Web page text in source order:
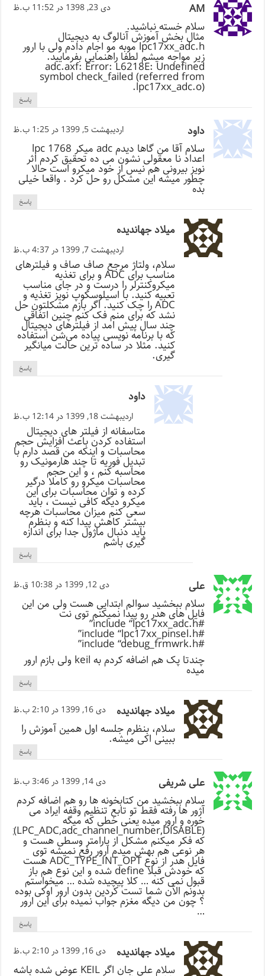
AM دی 23, 1398 در 11:52 ب.ظ
سلام خسته نباشید.
مثال بخش آموزش آنالوگ به دیجیتال
lpc17xx_adc.h موبه مو اجام دادم ولی با ارور
زیر مواجه میشم لطفا راهنمایی بفرمایید.
adc.axf: Error: L6218E: Undefined
symbol check_failed (referred from
lpc17xx_adc.o).
پاسخ
داود اردیبهشت 5, 1399 در 1:25 ب.ظ
سلام آقا من گاها دیدم adc میکر lpc 1768
اعداد نا معقولی نشون می ده تحقیق کردم اثر
نویز بیرونی هم نیس از خود میکرو است حالا
چطور میشه این مشکل رو حل کرد . واقعا خیلی
بده
پاسخ
میلاد جهاندیده
اردیبهشت 7, 1399 در 4:37 ب.ظ
سلام، ولتاژ مرجع صاف صاف و فیلتر‌های
مناسب برای ADC و برای تغذیه
میکروکنترلر را درست و در جای مناسب
تعبیه کنید. با اسیلوسکوپ نویز تغذیه و
ADC را چک کنید. اگر بازم مشکلتون حل
نشد که برای منم فک کنم چنین اتفاقی
چند سال پیش امد از فیلتر‌های دیجیتال
که با برنامه نویسی پیاده می‌شن استفاده
کنید. مثلا در ساده ترین حالت میانگیر
گیری.
پاسخ
داود
اردیبهشت 18, 1399 در 12:14 ب.ظ
متاسفانه از فیلتر های دیجیتال
استفاده کردن باعث افزایش حجم
محاسبات و اینکه من قصد دارم با
تبدیل فوریه تا چند هارمونیک رو
محاسبه کنم ، و این حجم
محاسبات میکرو رو کاملا درگیر
کرده و توان محاسبات برای این
میکرو دیگه کافی نیست ، باید
سعی کنم میزان محاسبات هرچه
بیشتر کاهش پیدا کنه و بنظرم
باید دنبال ماژول جدا برای اندازه
گیری باشم
پاسخ
علی دی 12, 1399 در 10:38 ق.ظ
سلام ببخشید سوالم ابتدایی هست ولی من این
فایل های هدر رو پیدا نمیکنم توی نت
#include “lpc17xx_adc.h”
#include “lpc17xx_pinsel.h”
#include “debug_frmwrk.h”
چندتا پک هم اضافه کردم به keil ولی بازم ارور
میده
پاسخ
میلاد جهاندیده دی 16, 1399 در 2:10 ب.ظ
سلام، بنظرم جلسه اول همین آموزش را
ببینی اکی میشه.
پاسخ
علی شریفی دی 14, 1399 در 3:46 ب.ظ
سلام ببخشید من کتابخونه ها رو هم اضافه کردم
آژور ها رفته فقط تو تابع تنظیم وقفه ایراد می
خوره و ارور میده یعنی خطی که میگه
(ADC_IntConfig(LPC_ADC,adc_channel_number,DISABLE
که فکر میکنم مشکل از پارامتر وسطی هست و
هر نوعی هم بهش میدم ارور رفع نمیشه توی
فایل هدر از نوع ADC_TYPE_INT_OPT هست
که خودش قبلا define شده و این نوع هم باز
قبول نمی کنه … کلا پیچیده شده … میخواستم
بدونم الآن شما تست کردین بدون ارور اوکی بوده
؟ چون من دیگه مغزم جواب نمیده برای این ارور
…
پاسخ
میلاد جهاندیده دی 16, 1399 در 2:10 ب.ظ
سلام علی جان اگر KEIL عوض شده باشه